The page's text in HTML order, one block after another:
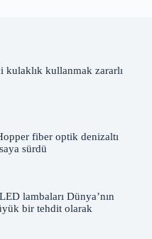
kulaklık kullanmak zararlı
fiber optik denizaltı
sürdü
lambaları Dünya’nın
bir tehdit olarak